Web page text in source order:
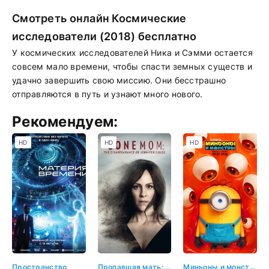
Смотреть онлайн Космические
исследователи (2018) бесплатно
У космических исследователей Ника и Сэмми остается
совсем мало времени, чтобы спасти земных существ и
удачно завершить свою миссию. Они бесстрашно
отправляются в путь и узнают много нового.
Рекомендуем:
Пространство
HD
Пропавшая мать: Исчезновение Дженнифер Дулос
HD
Миньоны и монстры
HD